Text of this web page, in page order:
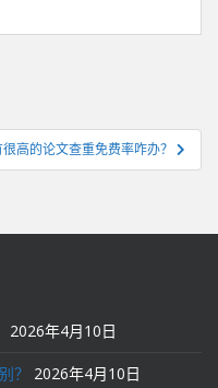
高的论文查重免费率咋办？
2026年4月10日
？ 2026年4月10日